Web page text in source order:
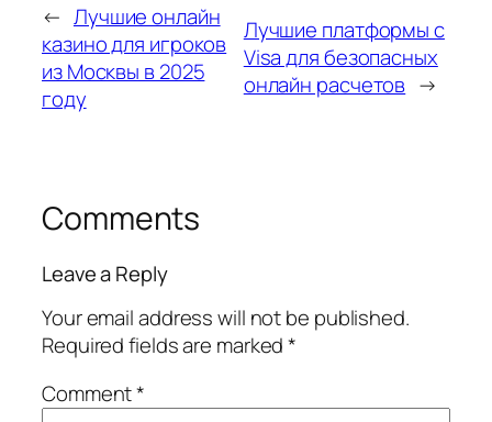
← Лучшие онлайн
казино для игроков
из Москвы в 2025
году
Лучшие платформы с
Visa для безопасных
онлайн расчетов →
Comments
Leave a Reply
Your email address will not be published.
Required fields are marked*
Comment*